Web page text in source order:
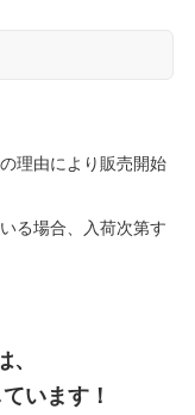
理由により販売開始
る場合、入荷次第す
います！